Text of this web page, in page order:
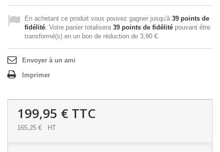
En achetant ce produit vous pouvez gagner jusqu'à 39 points de
fidélité. Votre panier totalisera 39 points de fidélité pouvant être
transformé(s) en un bon de réduction de 3,90 €.
Envoyer à un ami
Imprimer
199,95 € TTC
165,25 € HT